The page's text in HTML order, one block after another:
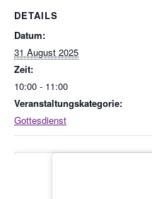
DETAILS
Datum:
31 August 2025
Zeit:
10:00 - 11:00
Veranstaltungskategorie:
Gottesdienst